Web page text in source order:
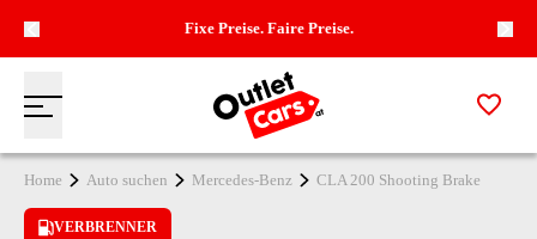
Fixe Preise. Faire Preise.
Menü
Zur Startseite
Zur
Home Auto suchen Mercedes-Benz CLA 200 Shooting Brake
VERBRENNER